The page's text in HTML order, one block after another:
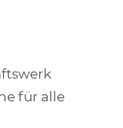
für alle